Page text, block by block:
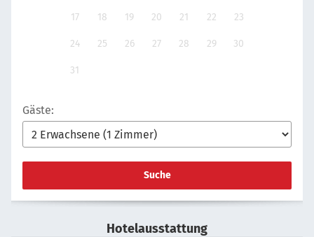
17 18 19 20 21 22 23
24 25 26 27 28 29 30
31
Gäste:
Suche
Hotelausstattung